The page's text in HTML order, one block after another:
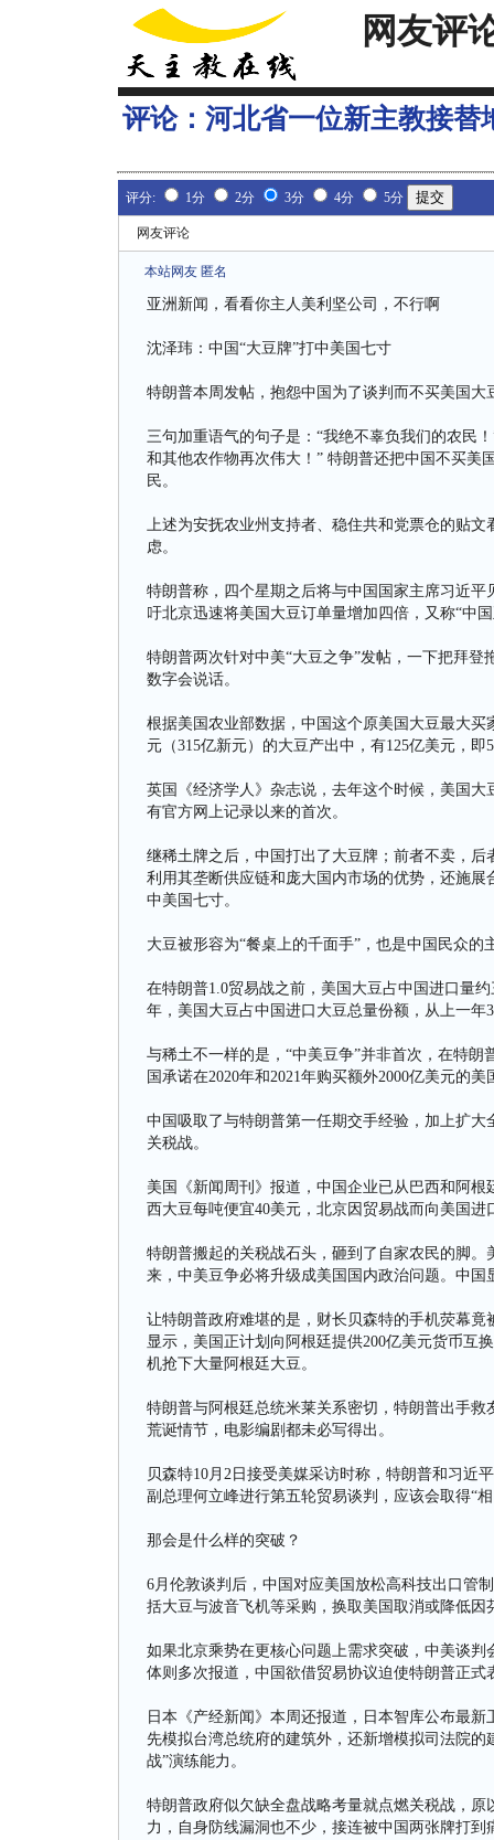
网友评
评论： 河北省一位新主教接替
评分: 1分 2分 3分 4分 5分
网友评论
本站网友 匿名
亚洲新闻，看看你主人美利坚公司，不行啊
沈泽玮：中国“大豆牌”打中美国七寸
特朗普本周发帖，抱怨中国为了谈判而不买美国
三句加重语气的句子是：“我绝不辜负我们的农民
和其他农作物再次伟大！” 特朗普还把中国不买美
民。
上述为安抚农业州支持者、稳住共和党票仓的贴
虑。
特朗普称，四个星期之后将与中国国家主席习近
吁北京迅速将美国大豆订单量增加四倍，又称“中
特朗普两次针对中美“大豆之争”发帖，一下把拜
数字会说话。
根据美国农业部数据，中国这个原美国大豆最大
元（315亿新元）的大豆产出中，有125亿美元，
英国《经济学人》杂志说，去年这个时候，美国
有官方网上记录以来的首次。
继稀土牌之后，中国打出了大豆牌；前者不卖，
利用其垄断供应链和庞大国内市场的优势，还施
中美国七寸。
大豆被形容为“餐桌上的千面手”，也是中国民众的
在特朗普1.0贸易战之前，美国大豆占中国进口量
年，美国大豆占中国进口大豆总量份额，从上一年
与稀土不一样的是，“中美豆争”并非首次，在特朗
国承诺在2020年和2021年购买额外2000亿美元的
中国吸取了与特朗普第一任期交手经验，加上扩
关税战。
美国《新闻周刊》报道，中国企业已从巴西和阿
西大豆每吨便宜40美元，北京因贸易战而向美国
特朗普搬起的关税战石头，砸到了自家农民的脚
来，中美豆争必将升级成美国国内政治问题。中
让特朗普政府难堪的是，财长贝森特的手机荧幕
显示，美国正计划向阿根廷提供200亿美元货币互
机抢下大量阿根廷大豆。
特朗普与阿根廷总统米莱关系密切，特朗普出手
荒诞情节，电影编剧都未必写得出。
贝森特10月2日接受美媒采访时称，特朗普和习近
副总理何立峰进行第五轮贸易谈判，应该会取得“
那会是什么样的突破？
6月伦敦谈判后，中国对应美国放松高科技出口管
括大豆与波音飞机等采购，换取美国取消或降低因
如果北京乘势在更核心问题上需求突破，中美谈
体则多次报道，中国欲借贸易协议迫使特朗普正
日本《产经新闻》本周还报道，日本智库公布最
先模拟台湾总统府的建筑外，还新增模拟司法院
战”演练能力。
特朗普政府似欠缺全盘战略考量就点燃关税战，
力，自身防线漏洞也不少，接连被中国两张牌打